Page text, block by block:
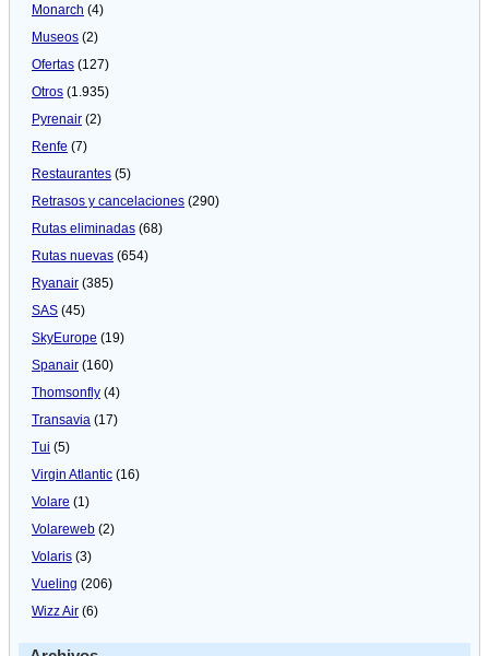
Monarch (4)
Museos (2)
Ofertas (127)
Otros (1.935)
Pyrenair (2)
Renfe (7)
Restaurantes (5)
Retrasos y cancelaciones (290)
Rutas eliminadas (68)
Rutas nuevas (654)
Ryanair (385)
SAS (45)
SkyEurope (19)
Spanair (160)
Thomsonfly (4)
Transavia (17)
Tui (5)
Virgin Atlantic (16)
Volare (1)
Volareweb (2)
Volaris (3)
Vueling (206)
Wizz Air (6)